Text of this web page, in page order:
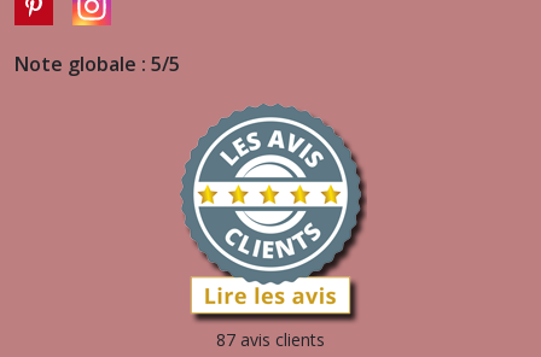
Note globale : 5/5
87 avis clients